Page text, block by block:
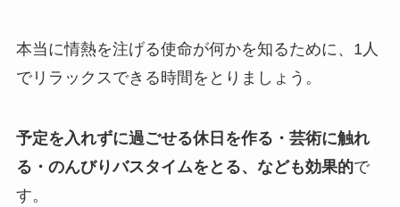
本当に情熱を注げる使命が何かを知るために、1人
でリラックスできる時間をとりましょう。
予定を入れずに過ごせる休日を作る・芸術に触れ
る・のんびりバスタイムをとる、なども効果的で
す。